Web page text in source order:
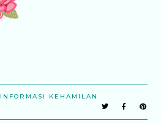
INFORMASI KEHAMILAN